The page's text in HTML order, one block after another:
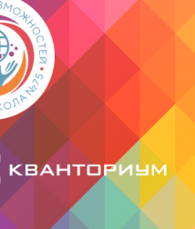
сайт МБОУ